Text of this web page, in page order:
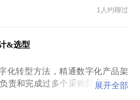
异构的应用系统中，这些数据包
）。
业务沟通、协作的重要基础。
此，掌握优秀的谈判能力显得尤
工作价值，而且谈判也是管控双
说，谈判是战争、是力量博弈，
所需，是合作基础上的相互妥
1人约聊过
&选型
化转型方法，精通数字化产品架
责和完成过多个采购数字化平台
展开全部